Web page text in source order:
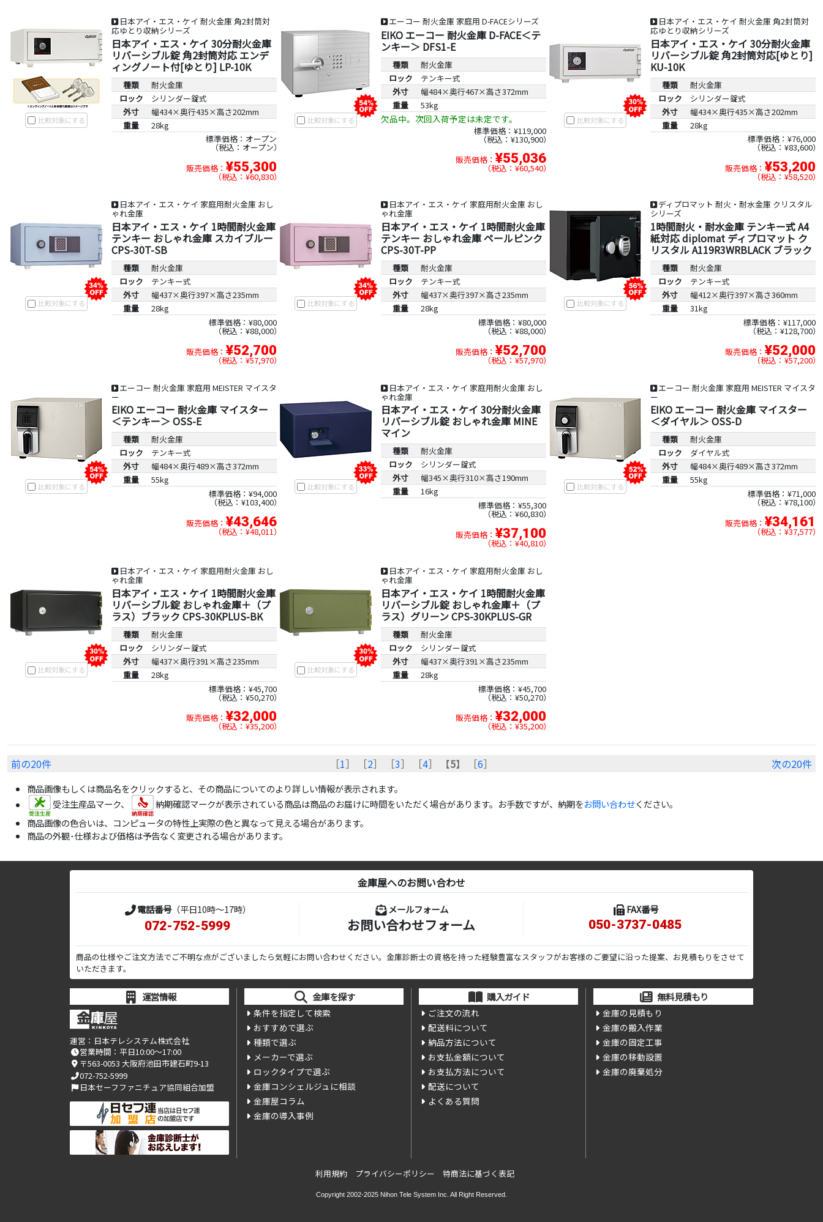
比較対象にする
日本アイ・エス・ケイ 耐火金庫 角2封筒対
応ゆとり収納シリーズ
日本アイ・エス・ケイ 30分耐火金庫
リバーシブル錠 角2封筒対応 エンデ
ィングノート付[ゆとり] LP-10K
種類
耐火金庫
ロック
シリンダー錠式
外寸
幅434×奥行435×高さ202mm
重量
28kg
標準価格：オープン
税込：オープン
販売価格： ¥55,300
税込：¥60,830
比較対象にする
エーコー 耐火金庫 家庭用 D-FACEシリーズ
EIKO エーコー 耐火金庫 D-FACE＜テ
ンキー＞ DFS1-E
種類
耐火金庫
ロック
テンキー式
外寸
幅484×奥行467×高さ372mm
重量
53kg
欠品中。次回入荷予定は未定です。
標準価格：¥119,000
税込：¥130,900
販売価格： ¥55,036
税込：¥60,540
比較対象にする
日本アイ・エス・ケイ 耐火金庫 角2封筒対
応ゆとり収納シリーズ
日本アイ・エス・ケイ 30分耐火金庫
リバーシブル錠 角2封筒対応[ゆとり]
KU-10K
種類
耐火金庫
ロック
シリンダー錠式
外寸
幅434×奥行435×高さ202mm
重量
28kg
標準価格：¥76,000
税込：¥83,600
販売価格： ¥53,200
税込：¥58,520
比較対象にする
日本アイ・エス・ケイ 家庭用耐火金庫 おし
ゃれ金庫
日本アイ・エス・ケイ 1時間耐火金庫
テンキー おしゃれ金庫 スカイブルー
CPS-30T-SB
種類
耐火金庫
ロック
テンキー式
外寸
幅437×奥行397×高さ235mm
重量
28kg
標準価格：¥80,000
税込：¥88,000
販売価格： ¥52,700
税込：¥57,970
比較対象にする
日本アイ・エス・ケイ 家庭用耐火金庫 おし
ゃれ金庫
日本アイ・エス・ケイ 1時間耐火金庫
テンキー おしゃれ金庫 ペールピンク
CPS-30T-PP
種類
耐火金庫
ロック
テンキー式
外寸
幅437×奥行397×高さ235mm
重量
28kg
標準価格：¥80,000
税込：¥88,000
販売価格： ¥52,700
税込：¥57,970
比較対象にする
ディプロマット 耐火・耐水金庫 クリスタル
シリーズ
1時間耐火・耐水金庫 テンキー式 A4
紙対応 diplomat ディプロマット ク
リスタル A119R3WRBLACK ブラック
種類
耐火金庫
ロック
テンキー式
外寸
幅412×奥行397×高さ360mm
重量
31kg
標準価格：¥117,000
税込：¥128,700
販売価格： ¥52,000
税込：¥57,200
比較対象にする
エーコー 耐火金庫 家庭用 MEISTER マイスタ
ー
EIKO エーコー 耐火金庫 マイスター
＜テンキー＞ OSS-E
種類
耐火金庫
ロック
テンキー式
外寸
幅484×奥行489×高さ372mm
重量
55kg
標準価格：¥94,000
税込：¥103,400
販売価格： ¥43,646
税込：¥48,011
比較対象にする
日本アイ・エス・ケイ 家庭用耐火金庫 おし
ゃれ金庫
日本アイ・エス・ケイ 30分耐火金庫
リバーシブル錠 おしゃれ金庫 MINE
マイン
種類
耐火金庫
ロック
シリンダー錠式
外寸
幅345×奥行310×高さ190mm
重量
16kg
標準価格：¥55,300
税込：¥60,830
販売価格： ¥37,100
税込：¥40,810
比較対象にする
エーコー 耐火金庫 家庭用 MEISTER マイスタ
ー
EIKO エーコー 耐火金庫 マイスター
＜ダイヤル＞ OSS-D
種類
耐火金庫
ロック
ダイヤル式
外寸
幅484×奥行489×高さ372mm
重量
55kg
標準価格：¥71,000
税込：¥78,100
販売価格： ¥34,161
税込：¥37,577
比較対象にする
日本アイ・エス・ケイ 家庭用耐火金庫 おし
ゃれ金庫
日本アイ・エス・ケイ 1時間耐火金庫
リバーシブル錠 おしゃれ金庫＋（プ
ラス）ブラック CPS-30KPLUS-BK
種類
耐火金庫
ロック
シリンダー錠式
外寸
幅437×奥行391×高さ235mm
重量
28kg
標準価格：¥45,700
税込：¥50,270
販売価格： ¥32,000
税込：¥35,200
比較対象にする
日本アイ・エス・ケイ 家庭用耐火金庫 おし
ゃれ金庫
日本アイ・エス・ケイ 1時間耐火金庫
リバーシブル錠 おしゃれ金庫＋（プ
ラス）グリーン CPS-30KPLUS-GR
種類
耐火金庫
ロック
シリンダー錠式
外寸
幅437×奥行391×高さ235mm
重量
28kg
標準価格：¥45,700
税込：¥50,270
販売価格： ¥32,000
税込：¥35,200
前の20件 ［1］ ［2］ ［3］ ［4］ 【5】 ［6］ 次の20件
商品画像もしくは商品名をクリックすると、その商品についてのより詳しい情報が表示されます。
受注生産品マーク、
納期確認マークが表示されている商品は商品のお届けに時間をいただく場合があります。お手数ですが、納期をお問い合わせください。
商品画像の色合いは、コンピュータの特性上実際の色と異なって見える場合があります。
商品の外観･仕様および価格は予告なく変更される場合があります。
金庫屋へのお問い合わせ
電話番号（平日10時～17時）
072-752-5999
メールフォーム
お問い合わせフォーム
FAX番号
050-3737-0485
商品の仕様やご注文方法でご不明な点がございましたら気軽にお問い合わせください。金庫診断士の資格を持った経験豊富なスタッフがお客様のご要望に沿った提案、お見積もりをさせて
いただきます。
運営情報
運営： 日本テレシステム株式会社
営業時間：平日10:00～17:00
〒563-0053 大阪府池田市建石町9-13
072-752-5999
日本セーフファニチュア協同組合加盟
金庫を探す
条件を指定して検索
おすすめで選ぶ
種類で選ぶ
メーカーで選ぶ
ロックタイプで選ぶ
金庫コンシェルジュに相談
金庫屋コラム
金庫の導入事例
購入ガイド
ご注文の流れ
配送料について
納品方法について
お支払金額について
お支払方法について
配送について
よくある質問
無料見積もり
金庫の見積もり
金庫の搬入作業
金庫の固定工事
金庫の移動設置
金庫の廃棄処分
利用規約 プライバシーポリシー 特商法に基づく表記
Copyright 2002-2025 Nihon Tele System Inc. All Right Reserved.